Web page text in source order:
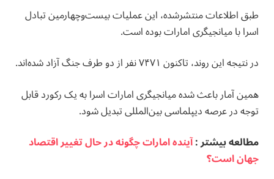
طبق اطلاعات منتشرشده، این عملیات بیست‌وچهارمین تبادل
اسرا با میانجیگری امارات بوده است.
در نتیجه این روند، تاکنون ۷۴۷۱ نفر از دو طرف جنگ آزاد شده‌اند.
همین آمار باعث شده میانجیگری امارات اسرا به یک رکورد قابل
توجه در عرصه دیپلماسی بین‌المللی تبدیل شود.
مطالعه بيشتر :آینده امارات چگونه در حال تغییر اقتصاد
جهان است؟